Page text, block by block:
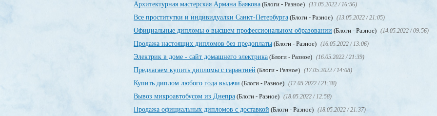
Архитектурная мастерская Армана Баякова (Блоги - Разное) (13.05.2022 / 16:56)
Все проститутки и индивидуалки Санкт-Петербурга (Блоги - Разное) (13.05.2022 / 21:05)
Официальные дипломы о высшем профессиональном образовании (Блоги - Разное) (14.05.2022 / 09:56)
Продажа настоящих дипломов без предоплаты (Блоги - Разное) (16.05.2022 / 13:06)
Электрик в доме - сайт домашнего электрика (Блоги - Разное) (16.05.2022 / 21:39)
Предлагаем купить дипломы с гарантией (Блоги - Разное) (17.05.2022 / 14:08)
Купить диплом любого года выдачи (Блоги - Разное) (17.05.2022 / 21:38)
Вывоз микроавтобусом из Днепра (Блоги - Разное) (18.05.2022 / 12:58)
Продажа официальных дипломов с доставкой (Блоги - Разное) (18.05.2022 / 21:37)